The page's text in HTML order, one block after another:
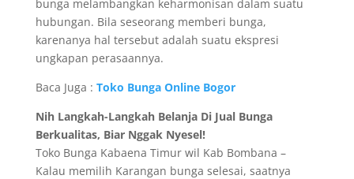
bunga melambangkan keharmonisan dalam suatu
hubungan. Bila seseorang memberi bunga,
karenanya hal tersebut adalah suatu ekspresi
ungkapan perasaannya.
Baca Juga : Toko Bunga Online Bogor
Nih Langkah-Langkah Belanja Di Jual Bunga
Berkualitas, Biar Nggak Nyesel!
Toko Bunga Kabaena Timur wil Kab Bombana –
Kalau memilih Karangan bunga selesai, saatnya